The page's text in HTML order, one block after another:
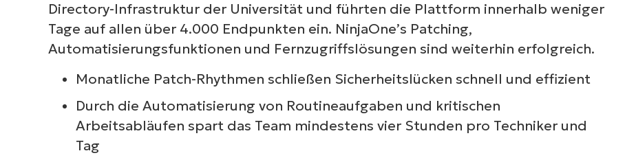
Directory-Infrastruktur der Universität und führten die Plattform innerhalb weniger
Tage auf allen über 4.000 Endpunkten ein. NinjaOne’s Patching,
Automatisierungsfunktionen und Fernzugriffslösungen sind weiterhin erfolgreich.
Monatliche Patch-Rhythmen schließen Sicherheitslücken schnell und effizient
Durch die Automatisierung von Routineaufgaben und kritischen
Arbeitsabläufen spart das Team mindestens vier Stunden pro Techniker und
Tag